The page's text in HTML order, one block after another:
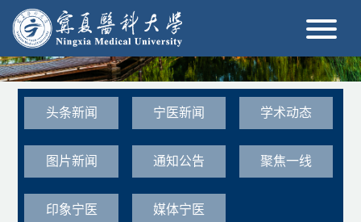
头条新闻 宁医新闻 学术动态
图片新闻 通知公告 聚焦一线
印象宁医 媒体宁医